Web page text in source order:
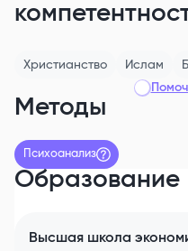
Христианство Ислам
Методы
Психоанализ
Образование
Высшая школа